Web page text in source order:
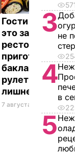
Гости думают,
это закуска из
ресторана. Как
приготовить
баклажанные
рулетики без
лишнего жира
7 августа, 20.17 БУЛЬВАР
3не
4
в
5